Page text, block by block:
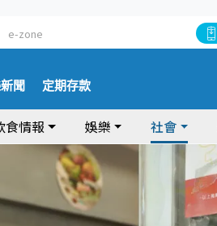
e-zone
聞 定期存款
食情報 娛樂 社會